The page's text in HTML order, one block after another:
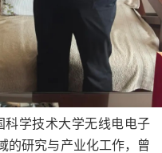
科学技术大学无线电电子
的研究与产业化工作，曾